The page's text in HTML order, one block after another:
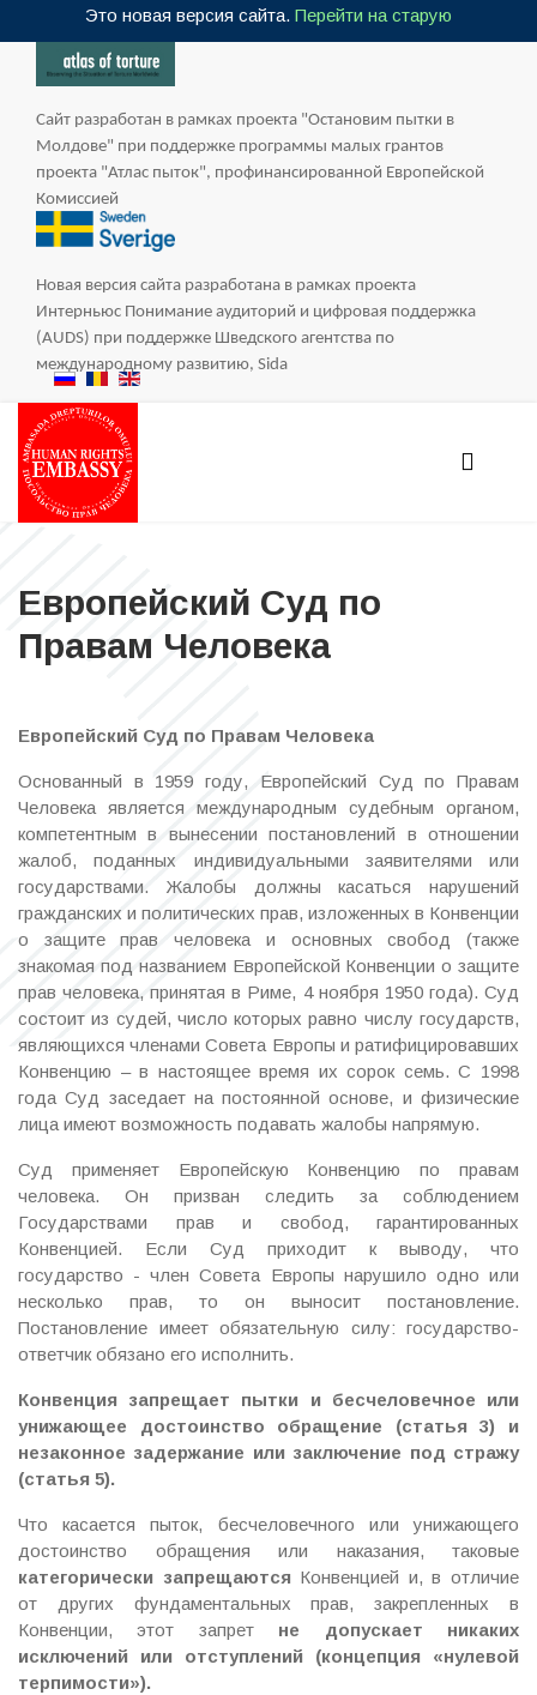
Это новая версия сайта. Перейти на старую
Сайт разработан в рамках проекта "Остановим пытки в
Молдове" при поддержке программы малых грантов
проекта "Атлас пыток", профинансированной Европейской
Комиссией
Новая версия сайта разработана в рамках проекта
Интерньюс Понимание аудиторий и цифровая поддержка
(AUDS) при поддержке Шведского агентства по
международному развитию, Sida
Европейский Суд по
Правам Человека
Европейский Суд по Правам Человека
Основанный в 1959 году, Европейский Суд по Правам
Человека является международным судебным органом,
компетентным в вынесении постановлений в отношении
жалоб, поданных индивидуальными заявителями или
государствами. Жалобы должны касаться нарушений
гражданских и политических прав, изложенных в Конвенции
о защите прав человека и основных свобод (также
знакомая под названием Европейской Конвенции о защите
прав человека, принятая в Риме, 4 ноября 1950 года). Суд
состоит из судей, число которых равно числу государств,
являющихся членами Совета Европы и ратифицировавших
Конвенцию – в настоящее время их сорок семь. С 1998
года Суд заседает на постоянной основе, и физические
лица имеют возможность подавать жалобы напрямую.
Суд применяет Европейскую Конвенцию по правам
человека. Он призван следить за соблюдением
Государствами прав и свобод, гарантированных
Конвенцией. Если Суд приходит к выводу, что
государство - член Совета Европы нарушило одно или
несколько прав, то он выносит постановление.
Постановление имеет обязательную силу: государство-
ответчик обязано его исполнить.
Конвенция запрещает пытки и бесчеловечное или
унижающее достоинство обращение (статья 3) и
незаконное задержание или заключение под стражу
(статья 5).
Что касается пыток, бесчеловечного или унижающего
достоинство обращения или наказания, таковые
категорически запрещаются Конвенцией и, в отличие
от других фундаментальных прав, закрепленных в
Конвенции, этот запрет не допускает никаких
исключений или отступлений (концепция «нулевой
терпимости»).